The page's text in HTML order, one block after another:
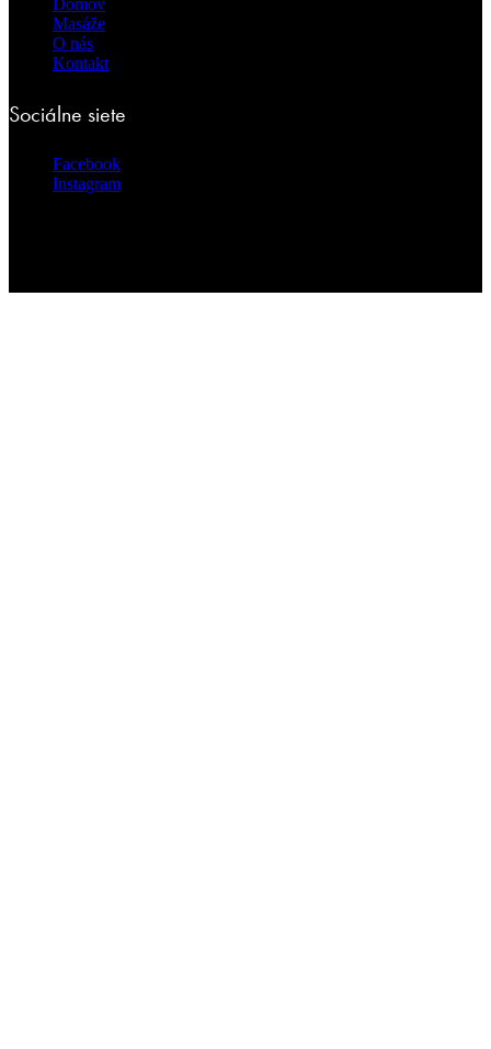
Masáže
O nás
Kontakt
Sociálne siete
Facebook
Instagram